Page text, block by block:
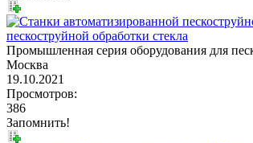
пескоструйной обработки стекла
Промышленная серия оборудования для
Москва
19.10.2021
Просмотров:
386
Запомнить!